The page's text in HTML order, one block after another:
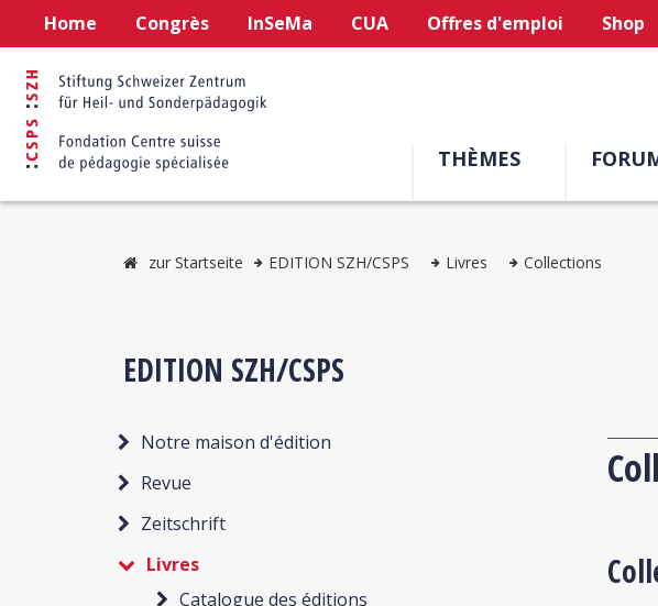
Home Congrès InSeMa CUA Offres d'emploi Shop
THÈMES
zur Startseite EDITION SZH/CSPS Livres Collections
EDITION SZH/CSPS
Notre maison d'édition
Revue
Zeitschrift
Livres
Catalogue des éditions